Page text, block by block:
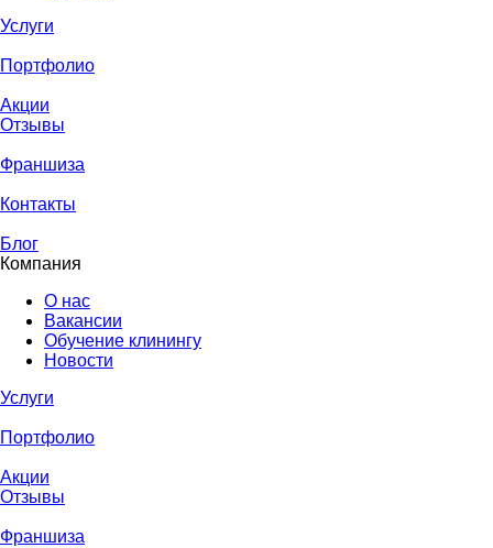
Услуги
Портфолио
Акции
Отзывы
Франшиза
Контакты
Блог
Компания
О нас
Вакансии
Обучение клинингу
Новости
Услуги
Портфолио
Акции
Отзывы
Франшиза